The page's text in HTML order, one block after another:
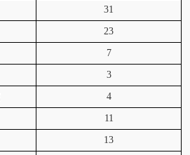
31
23
7
3
4
11
13